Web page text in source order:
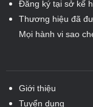
Đăng ký tại sở kế
Thương hiệu đã
Mọi hành vi sao
Giới thiệu
Tuyển dụng